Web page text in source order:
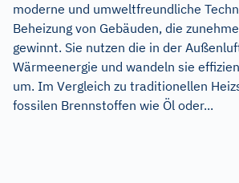
moderne und umweltfreundliche
Beheizung von Gebäuden, die
gewinnt. Sie nutzen die in der
Wärmeenergie und wandeln sie
um. Im Vergleich zu traditionellen
fossilen Brennstoffen wie Öl oder...